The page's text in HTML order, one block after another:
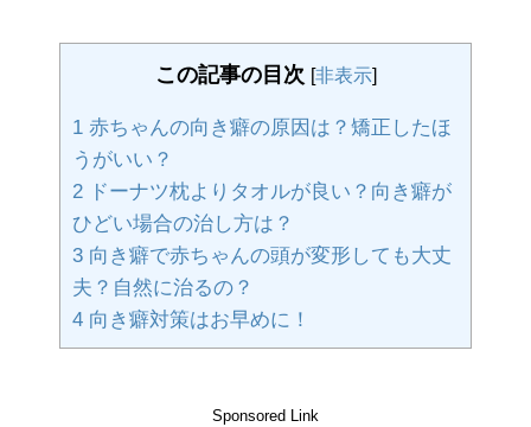
この記事の目次 [非表示]
1 赤ちゃんの向き癖の原因は？矯正したほ
うがいい？
2 ドーナツ枕よりタオルが良い？向き癖が
ひどい場合の治し方は？
3 向き癖で赤ちゃんの頭が変形しても大丈
夫？自然に治るの？
4 向き癖対策はお早めに！
Sponsored Link